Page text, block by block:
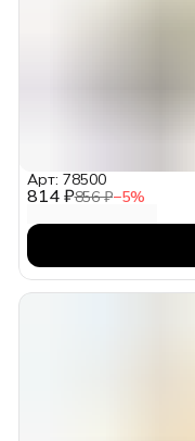
814 ₽856 ₽−5%
Арт: 78500